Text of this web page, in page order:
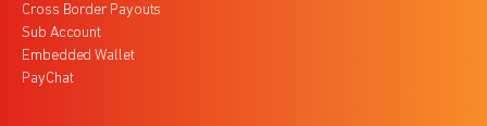
Cross Border Payouts
Sub Account
Embedded Wallet
PayChat